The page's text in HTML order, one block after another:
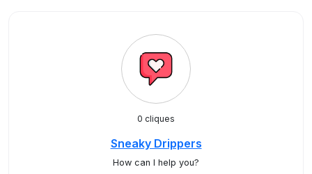
0 cliques
Sneaky Drippers
How can I help you?